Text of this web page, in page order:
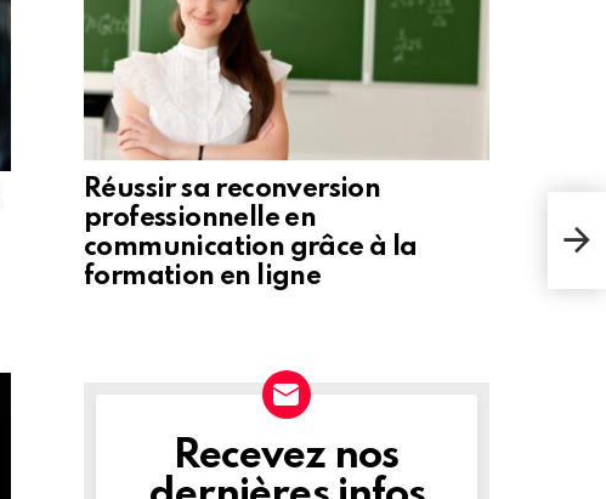
Réussir sa reconversion
professionnelle en
communication grâce à la
formation en ligne
NEWSLETTER
Recevez nos